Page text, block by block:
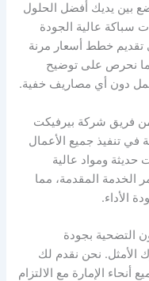
بين يديك أفضل الحلول
سباكة عالية الجودة
تقديم خطط أسعار مرنة
نحرص على توضيح
دون أي مصاريف خفية.
فريق شركة بيرفيكت
في تنفيذ جميع الأعمال
ومواد عالية
الخدمة المقدمة، مما
الأداء.
التضحية بجودة
الأمثل. نحن نقدم لك
الإمارة مع الالتزام